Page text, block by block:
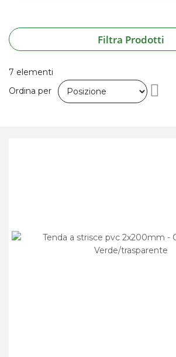
Filtra Prodotti
7 elementi
Ordina per